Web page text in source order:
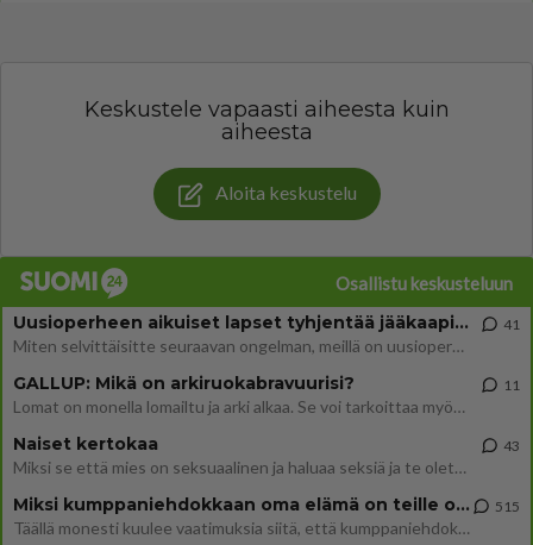
Keskustele vapaasti aiheesta kuin
aiheesta
Aloita keskustelu
Osallistu keskusteluun
Uusioperheen aikuiset lapset tyhjentää jääkaapin käydessään
Miten selvittäisitte seuraavan ongelman, meillä on uusioperhe, minulla teini-ikäiset lapset ja puolisolla aikuiset, jotk
41
GALLUP: Mikä on arkiruokabravuurisi?
Lomat on monella lomailtu ja arki alkaa. Se voi tarkoittaa myös sitä, että grillailut on grillattu ja palataan arjen ruo
11
Naiset kertokaa
Miksi se että mies on seksuaalinen ja haluaa seksiä ja te olette hänen mielestänne haluttava on vastenmielistä? Mikä sii
43
Miksi kumppaniehdokkaan oma elämä on teille ongelma?
Täällä monesti kuulee vaatimuksia siitä, että kumppaniehdokkaalla ei saisi olla lemmikkejä, lapsia, kavereita, eksiä, su
515